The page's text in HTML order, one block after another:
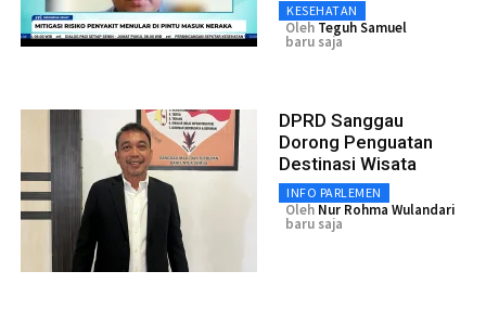
KESEHATAN
Oleh Teguh Samuel
baru saja
DPRD Sanggau
Dorong Penguatan
Destinasi Wisata
INFO PARLEMEN
Oleh Nur Rohma Wulandari
baru saja